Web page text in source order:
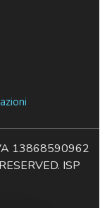
13868590962
ISP